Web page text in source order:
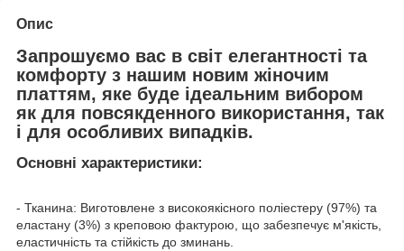
Опис
Запрошуємо вас в світ елегантності та
комфорту з нашим новим жіночим
платтям, яке буде ідеальним вибором
як для повсякденного використання, так
і для особливих випадків.
Основні характеристики:
- Тканина: Виготовлене з високоякісного поліестеру (97%) та
еластану (3%) з креповою фактурою, що забезпечує м'якість,
еластичність та стійкість до зминань.